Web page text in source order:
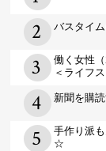
バスタイ
働く女性
＜ライフ
新聞を購
手作り派
☆